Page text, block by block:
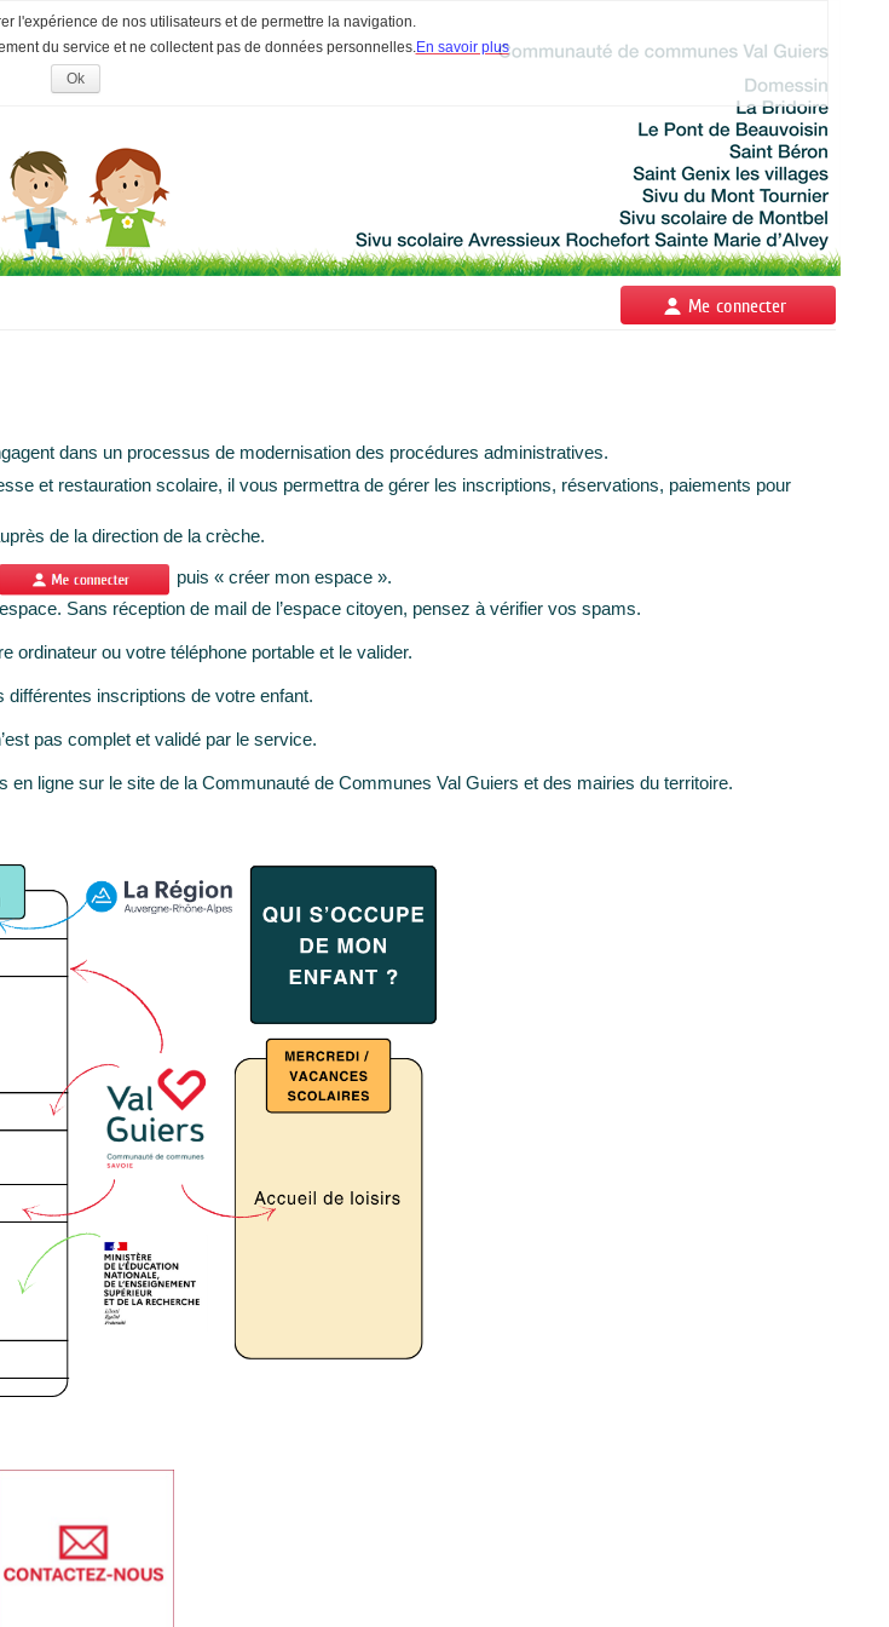
l'expérience de nos utilisateurs et de permettre la navigation.
du service et ne collectent pas de données personnelles.En savoir plus
Ok
Accepter
Me connecter
dans un processus de modernisation des procédures administratives.
et restauration scolaire, il vous permettra de gérer les inscriptions, réservations, paiements pour
de la direction de la crèche.
puis « créer mon espace ».
Sans réception de mail de l’espace citoyen, pensez à vérifier vos spams.
ou votre téléphone portable et le valider.
inscriptions de votre enfant.
pas complet et validé par le service.
ligne sur le site de la Communauté de Communes Val Guiers et des mairies du territoire.